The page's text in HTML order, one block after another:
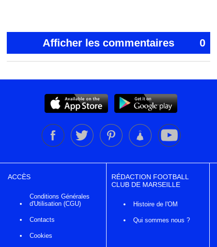
Afficher les commentaires 0
ACCÈS
Conditions Générales
d'Utilisation (CGU)
Contacts
Cookies
RÉDACTION FOOTBALL
CLUB DE MARSEILLE
Histoire de l'OM
Qui sommes nous ?